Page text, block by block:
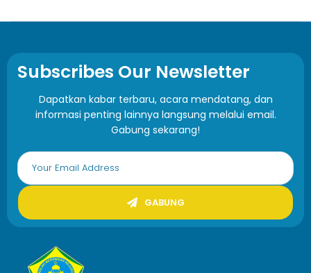
Subscribes Our Newsletter
Dapatkan kabar terbaru, acara mendatang, dan
informasi penting lainnya langsung melalui email.
Gabung sekarang!
GABUNG